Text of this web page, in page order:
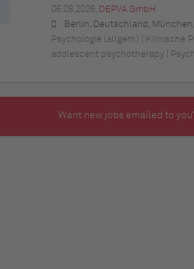
06.08.2026, DEPVA GmbH
Berlin, Deutschland, München, Deutschland (Bayern), Hamburg, Deutschland, Düsseldorf, Deutschland (Nordrhein-Westfalen), Köln, Deutschland (Nordrhein-Westfalen), Essen, Deutschland (Nordrhein-Westfalen), Dortmund, Deutschland (Nordrhein-Westfalen), Stuttgart, Deutschland (Baden-Württemberg), Heilbronn, Deutschland (Baden-Württemberg), Hannover, Deutschland (Niedersachsen), Rostock,
Psychologie (allgem.) | Klinische
adolescent psychotherapy |
Want new jobs emailed to